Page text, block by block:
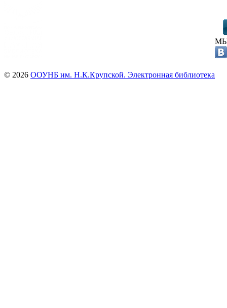
© 2026 ООУНБ им. Н.К.Крупской. Электронная библиотека